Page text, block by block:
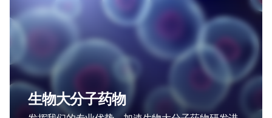
生物大分子药物